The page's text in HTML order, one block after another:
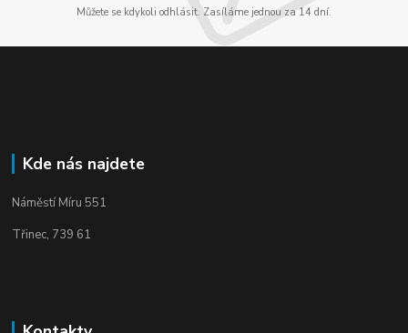
Můžete se kdykoli odhlásit. Zasíláme jednou za 14 dní.
Kde nás najdete
Náměstí Míru 551
Třinec, 739 61